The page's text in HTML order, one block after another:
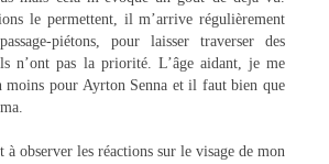
le permettent, il m’arrive régulièrement
piétons, pour laisser traverser des
n’ont pas la priorité. L’âge aidant, je me
moins pour Ayrton Senna et il faut bien que
à observer les réactions sur le visage de mon